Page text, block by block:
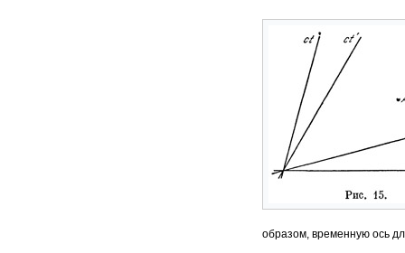
образом, временную ось